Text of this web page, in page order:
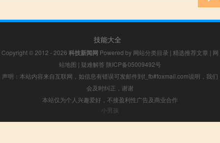
技能大全
Copyright © 2012 - 2026 科技新闻网 Powered by 网站分类目录 | 精选推荐文章 | 网
站地图 | 疑难解答 陕ICP备05009492号
声明：本站内容来自互联网，如信息有错误可发邮件到f_fb#foxmail.com说明，我们
会及时纠正，谢谢
本站仅为个人兴趣爱好，不接盈利性广告及商业合作
小男孩